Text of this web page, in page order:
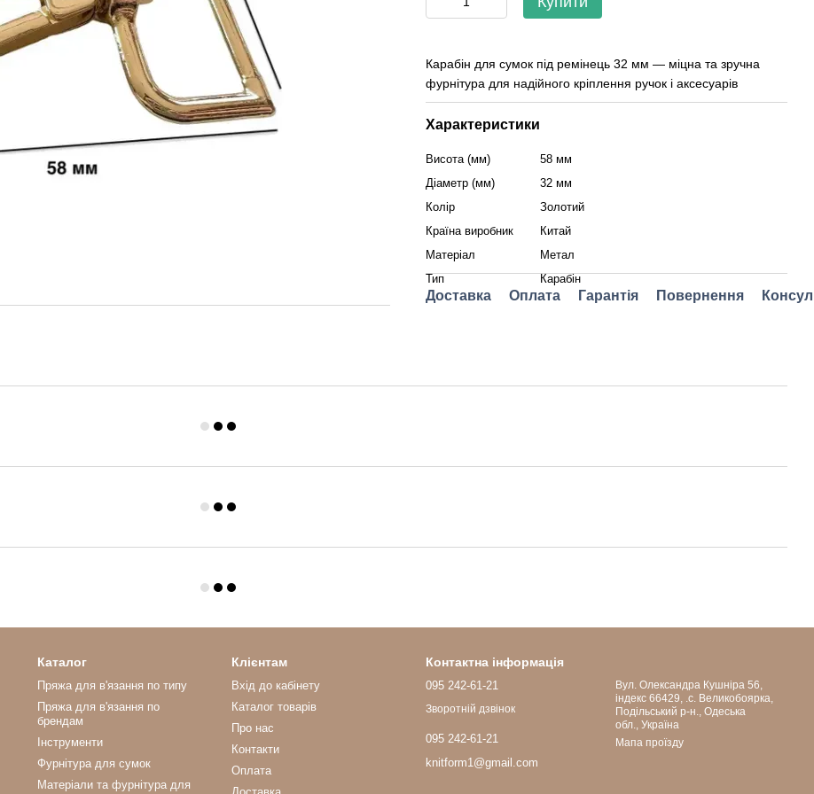
Карабін для сумок під ремінець 32 мм — міцна та зручна
фурнітура для надійного кріплення ручок і аксесуарів
Характеристики
Висота (мм)
58 мм
Діаметр (мм)
32 мм
Колір
Золотий
Країна виробник
Китай
Матеріал
Метал
Тип
Карабін
Доставка Оплата Гарантія Повернення
Каталог
Пряжа для в'язання по типу
Пряжа для в'язання по
брендам
Інструменти
Фурнітура для сумок
Матеріали та фурнітура для
Клієнтам
Вхід до кабінету
Каталог товарів
Про нас
Контакти
Оплата
Контактна інформація
095 242-61-21
Зворотній дзвінок
095 242-61-21
knitform1@gmail.com
Вул. Олександра Кушніра 56,
індекс 66429, .с. Великобоярка,
Подільський р-н., Одеська
обл., Україна
Мапа проїзду